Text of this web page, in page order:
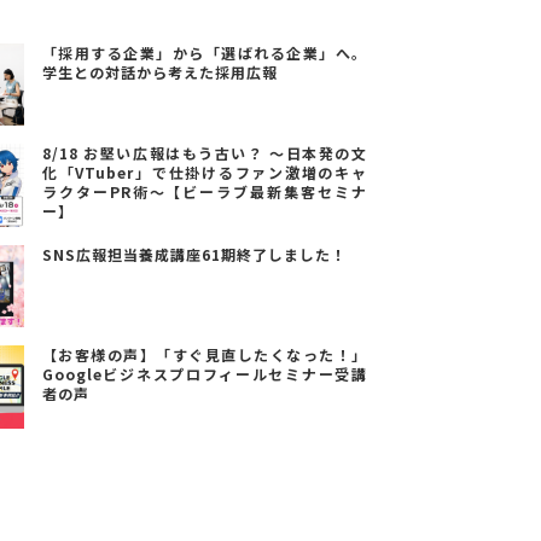
「採用する企業」から「選ばれる企業」へ。
学生との対話から考えた採用広報
8/18 お堅い広報はもう古い？ ～日本発の文
化「VTuber」で仕掛けるファン激増のキャ
ラクターPR術～【ビーラブ最新集客セミナ
ー】
SNS広報担当養成講座61期終了しました！
【お客様の声】「すぐ見直したくなった！」
Googleビジネスプロフィールセミナー受講
者の声